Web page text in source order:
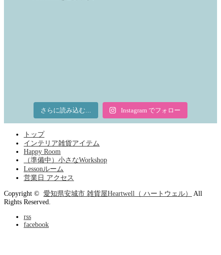
さらに読み込む... Instagram でフォロー
トップ
インテリア雑貨アイテム
Happy Room
（準備中）小さなWorkshop
Lessonルーム
営業日 アクセス
Copyright © 愛知県安城市 雑貨屋Heartwell（ ハートウェル）
All
Rights Reserved.
rss
facebook